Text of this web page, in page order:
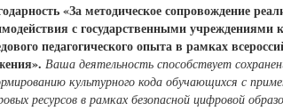
«За методическое сопровождение
с государственными учреждениями
педагогического опыта в рамках
Ваша деятельность способствует
культурного кода обучающихся с
ресурсов в рамках безопасной цифровой